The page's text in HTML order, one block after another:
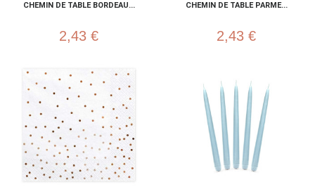
CHEMIN DE TABLE BORDEAU...
2,43 €
CHEMIN DE TABLE PARME...
2,43 €